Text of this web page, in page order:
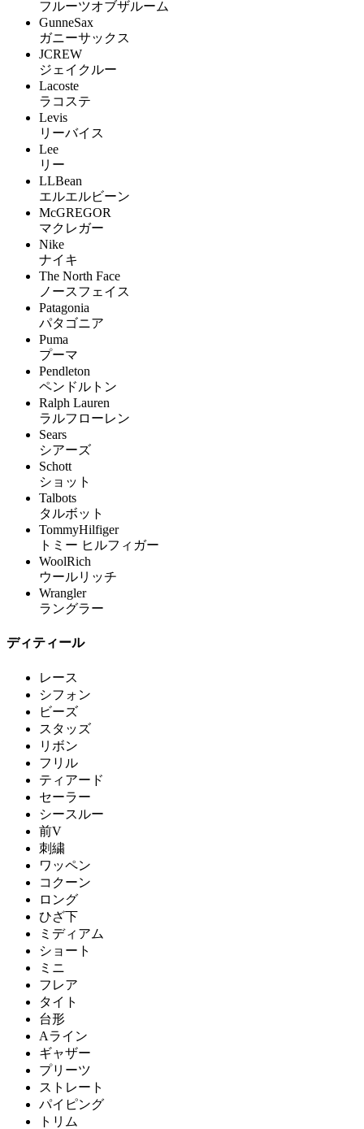
フルーツオブザルーム
GunneSax
ガニーサックス
JCREW
ジェイクルー
Lacoste
ラコステ
Levis
リーバイス
Lee
リー
LLBean
エルエルビーン
McGREGOR
マクレガー
Nike
ナイキ
The North Face
ノースフェイス
Patagonia
パタゴニア
Puma
プーマ
Pendleton
ペンドルトン
Ralph Lauren
ラルフローレン
Sears
シアーズ
Schott
ショット
Talbots
タルボット
TommyHilfiger
トミー ヒルフィガー
WoolRich
ウールリッチ
Wrangler
ラングラー
ディティール
レース
シフォン
ビーズ
スタッズ
リボン
フリル
ティアード
セーラー
シースルー
前V
刺繍
ワッペン
コクーン
ロング
ひざ下
ミディアム
ショート
ミニ
フレア
タイト
台形
Aライン
ギャザー
プリーツ
ストレート
パイピング
トリム